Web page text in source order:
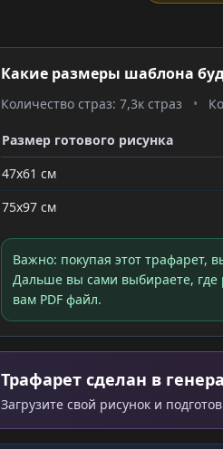
Какие размеры шаблона
Количество страз: 7,3к страз •
Размер готового рисунка
47x61 см
75x97 см
Важно: покупая этот трафарет,
Дальше вы сами выбираете, где
вам PDF файл.
Трафарет сделан в
Загрузите свой рисунок и